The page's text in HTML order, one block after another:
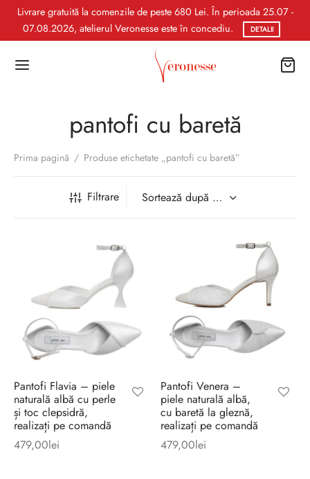
Livrare gratuită la comenzile de peste 680 Lei. În perioada 25.07 -
07.08.2026, atelierul Veronesse este în concediu.
DETALII
pantofi cu baretă
Prima pagină / Produse etichetate „pantofi cu baretă”
Filtrare
Pantofi Flavia – piele
naturală albă cu perle
și toc clepsidră,
realizați pe comandă
479,00lei
Pantofi Venera –
piele naturală albă,
cu baretă la gleznă,
realizați pe comandă
479,00lei